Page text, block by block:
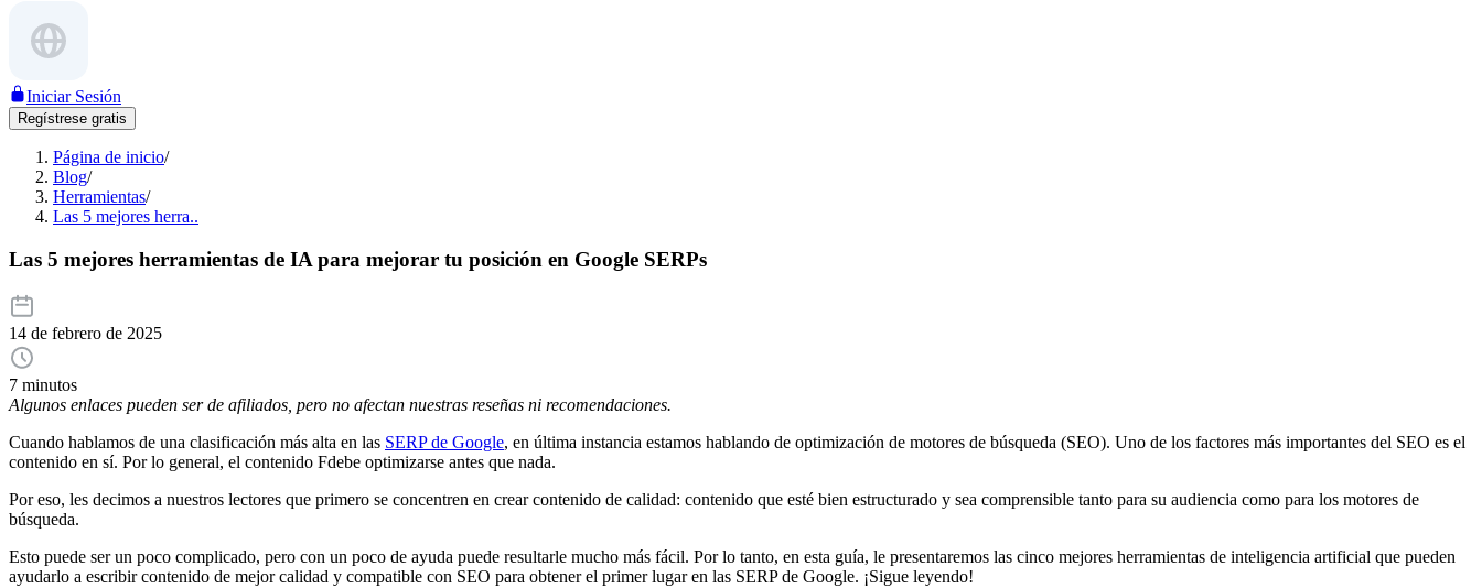
Iniciar Sesión
Regístrese gratis
Página de inicio/
Blog/
Herramientas/
Las 5 mejores herra..
Las 5 mejores herramientas de IA para mejorar tu posición en Google SERPs
14 de febrero de 2025
7 minutos
Algunos enlaces pueden ser de afiliados, pero no afectan nuestras reseñas ni recomendaciones.
Cuando hablamos de una clasificación más alta en las SERP de Google, en última instancia estamos hablando de optimización de motores de búsqueda (SEO). Uno de los factores más importantes del SEO es el
contenido en sí. Por lo general, el contenido Fdebe optimizarse antes que nada.
Por eso, les decimos a nuestros lectores que primero se concentren en crear contenido de calidad: contenido que esté bien estructurado y sea comprensible tanto para su audiencia como para los motores de
búsqueda.
Esto puede ser un poco complicado, pero con un poco de ayuda puede resultarle mucho más fácil. Por lo tanto, en esta guía, le presentaremos las cinco mejores herramientas de inteligencia artificial que pueden
ayudarlo a escribir contenido de mejor calidad y compatible con SEO para obtener el primer lugar en las SERP de Google. ¡Sigue leyendo!